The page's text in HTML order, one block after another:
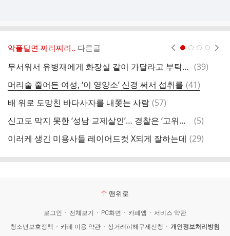
악플달면 쩌리쩌려.. 다른글
무서워서 유병재에게 화장실 같이 가달라고 부탁하는 필릭스 댓
(39)
머리숱 줄어든 여성, ‘이 영양소’ 신경 써서 섭취를 댓
글
(41)
배 위로 도망친 바다사자를 내쫓는 사람 댓
(57)
신고도 막지 못한 ‘성남 교제살인’… 경찰은 ‘고위험’ 아니라며 구속 안 했다
댓
(5)
이러케 생긴 미용사들 레이어드컷 X되게 잘하는데 댓
(29)
맨위로
로그인 전체보기 PC화면 카페앱
서비스 약관
청소년보호정책
카페 이용 약관 상거래피해구제신청 개인정보처리방침